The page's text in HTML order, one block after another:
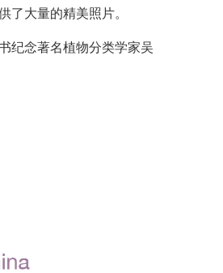
了大量的精美照片。
纪念著名植物分类学家吴